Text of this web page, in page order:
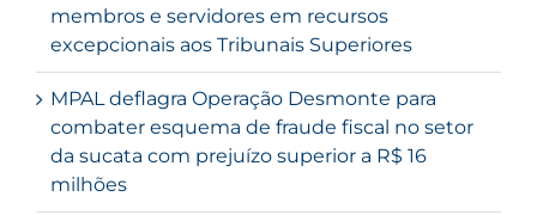
membros e servidores em recursos
excepcionais aos Tribunais Superiores
MPAL deflagra Operação Desmonte para
combater esquema de fraude fiscal no setor
da sucata com prejuízo superior a R$ 16
milhões